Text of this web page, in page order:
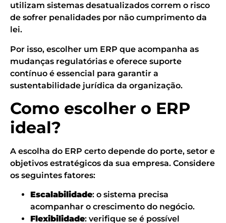
utilizam sistemas desatualizados correm o risco
de sofrer penalidades por não cumprimento da
lei.
Por isso, escolher um ERP que acompanha as
mudanças regulatórias e oferece suporte
contínuo é essencial para garantir a
sustentabilidade jurídica da organização.
Como escolher o ERP
ideal?
A escolha do ERP certo depende do porte, setor e
objetivos estratégicos da sua empresa. Considere
os seguintes fatores:
Escalabilidade: o sistema precisa
acompanhar o crescimento do negócio.
Flexibilidade: verifique se é possível